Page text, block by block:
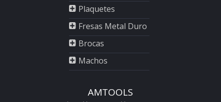
Plaquetes
Fresas Metal Duro
Brocas
Machos
AMTOOLS